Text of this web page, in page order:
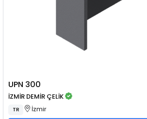
UPN 300
İZMİR DEMİR ÇELİK
TR İzmir